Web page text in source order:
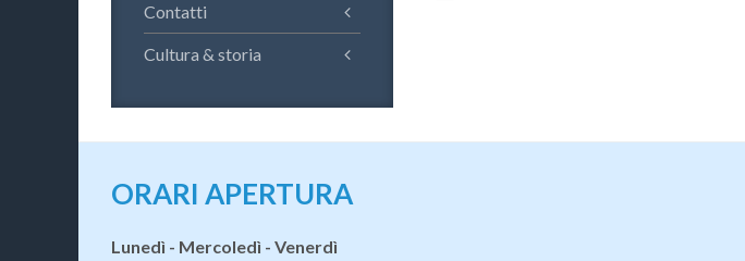
Contatti
Cultura & storia
ORARI APERTURA
Lunedì - Mercoledì - Venerdì